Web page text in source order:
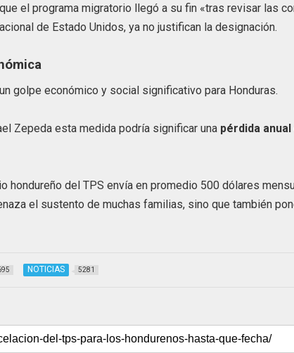
el programa migratorio llegó a su fin «tras revisar las
de Estado Unidos, ya no justifican la designación.
golpe económico y social significativo para Honduras.
Zepeda esta medida podría significar una pérdida
hondureño del TPS envía en promedio 500 dólares
el sustento de muchas familias, sino que también
NOTICIAS 5281